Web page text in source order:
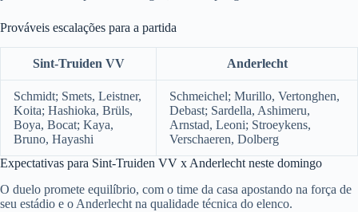
Prováveis escalações para a partida
Sint-Truiden VV Anderlecht
Schmidt; Smets, Leistner,
Koita; Hashioka, Brüls,
Boya, Bocat; Kaya,
Bruno, Hayashi
Schmeichel; Murillo, Vertonghen,
Debast; Sardella, Ashimeru,
Arnstad, Leoni; Stroeykens,
Verschaeren, Dolberg
Expectativas para Sint-Truiden VV x Anderlecht neste domingo
O duelo promete equilíbrio, com o time da casa apostando na força de
seu estádio e o Anderlecht na qualidade técnica do elenco.